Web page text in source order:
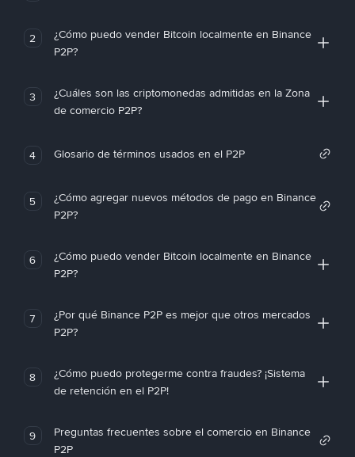
2
¿Cómo puedo vender Bitcoin localmente en Binance
P2P?
3
¿Cuáles son las criptomonedas admitidas en la Zona
de comercio P2P?
4 Glosario de términos usados en el P2P
5
¿Cómo agregar nuevos métodos de pago en Binance
P2P?
6
¿Cómo puedo vender Bitcoin localmente en Binance
P2P?
7
¿Por qué Binance P2P es mejor que otros mercados
P2P?
8
¿Cómo puedo protegerme contra fraudes? ¡Sistema
de retención en el P2P!
9
Preguntas frecuentes sobre el comercio en Binance
P2P